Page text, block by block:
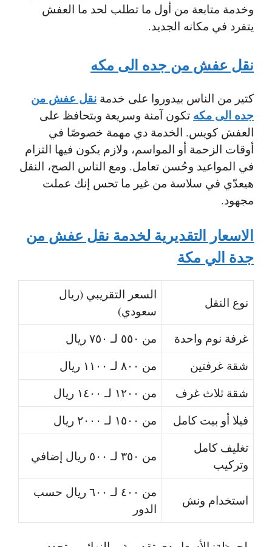
وخدمة متابعة من أول ما تطلب لحد ما العفش
يتفرد في مكانه الجديد.
نقل عفش من جده الى مكه
كتير من الناس بيدوروا على خدمة نقل عفش من
جده الى مكه تكون آمنة وسريعة وبتحافظ على
العفش كويس. الخدمة دي مهمة خصوصًا في
أوقات الزحمة أو المواسم، ولازم يكون فيها التزام
في المواعيد وحُسن تعامل. ومع الناس الصح، النقل
هيعدّي في سلاسة من غير ما تحس إنك عملت
مجهود.
الاسعار التقديرية لخدمة نقل عفش من
جدة الي مكة
نوع النقل
السعر التقريبي (ريال
سعودي)
غرفة نوم واحدة
من ٥٥٠ لـ ٧٥٠ ريال
شقة غرفتين
من ٨٠٠ لـ ١١٠٠ ريال
شقة ثلاث غرف
من ١٢٠٠ لـ ١٤٠٠ ريال
فيلا أو بيت كامل
من ١٥٠٠ لـ ٢٠٠٠ ريال
تغليف كامل
وتركيب
من ٣٥٠ لـ ٥٠٠ ريال إضافي
استخدام ونش
من ٤٠٠ لـ ٦٠٠ ريال حسب
الدور